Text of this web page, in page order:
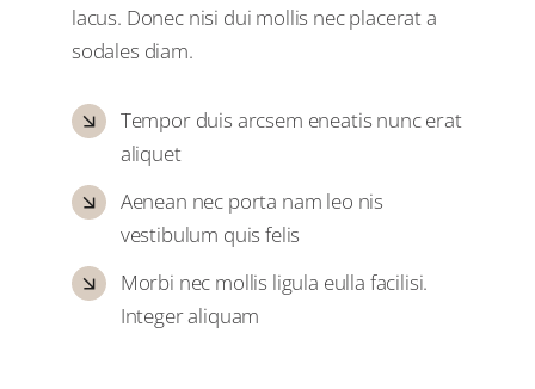
lacus. Donec nisi dui mollis nec placerat a
sodales diam.
Tempor duis arcsem eneatis nunc erat
aliquet
Aenean nec porta nam leo nis
vestibulum quis felis
Morbi nec mollis ligula eulla facilisi.
Integer aliquam